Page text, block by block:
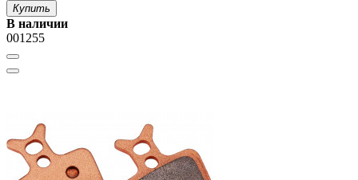
Купить
В наличии
001255